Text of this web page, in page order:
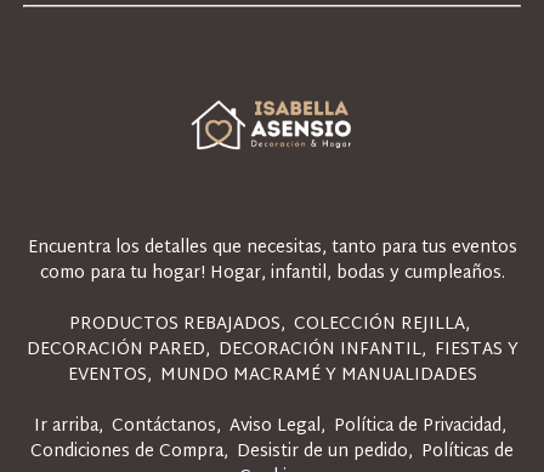
Encuentra los detalles que necesitas, tanto para tus eventos
como para tu hogar! Hogar, infantil, bodas y cumpleaños.
PRODUCTOS REBAJADOS COLECCIÓN REJILLA
DECORACIÓN PARED DECORACIÓN INFANTIL FIESTAS Y
EVENTOS MUNDO MACRAMÉ Y MANUALIDADES
Ir arriba Contáctanos Aviso Legal Política de Privacidad
Condiciones de Compra Desistir de un pedido Políticas de